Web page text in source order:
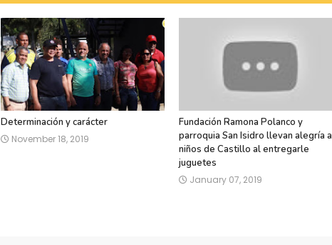
Determinación y carácter
November 18, 2019
Fundación Ramona Polanco y
parroquia San Isidro llevan alegría a
niños de Castillo al entregarle
juguetes
January 07, 2019